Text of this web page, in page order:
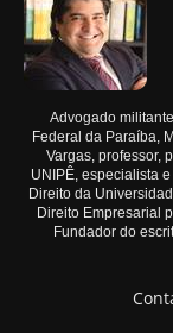
Advogado
Federal da Paraíba,
Vargas, professor,
UNIPÊ, especialista
Direito da
Direito Empresarial
Fundador do